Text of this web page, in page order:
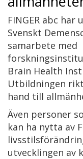
FINGER abc har
Svenskt
samarbete med
Brain Health
Utbildningen
hand till
Även personer
kan ha nytta av
utvecklingen av